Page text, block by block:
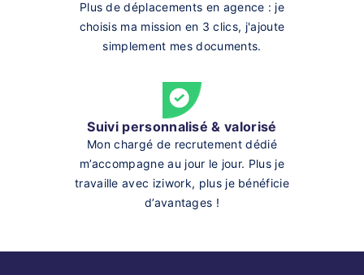
Plus de déplacements en agence : je
choisis ma mission en 3 clics, j'ajoute
simplement mes documents.
Suivi personnalisé & valorisé
Mon chargé de recrutement dédié
m’accompagne au jour le jour. Plus je
travaille avec iziwork, plus je bénéficie
d’avantages !